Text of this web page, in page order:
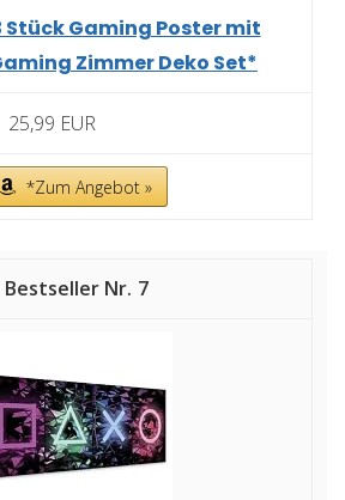
Stück Gaming Poster mit
Zimmer Deko Set*
25,99 EUR
*Zum Angebot »
7